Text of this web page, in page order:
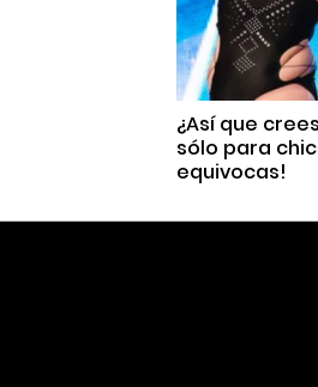
¿Así que
sólo para
equivocas!